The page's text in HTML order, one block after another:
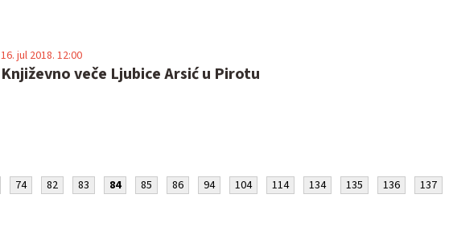
Književno veče Ljubice Arsić u Pirotu
16. jul 2018. 12:00
74 82 83 84 85 86 94 104 114 134 135 136 137